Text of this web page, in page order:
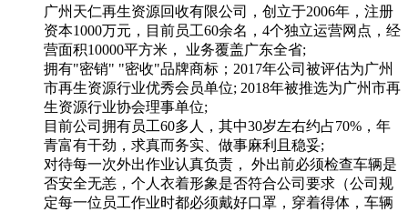
广州天仁再生资源回收有限公司，创立于2006年，注册
资本1000万元，目前员工60余名，4个独立运营网点，经
营面积10000平方米， 业务覆盖广东全省;
拥有"密销" "密收"品牌商标；2017年公司被评估为广州
市再生资源行业优秀会员单位; 2018年被推选为广州市再
生资源行业协会理事单位;
目前公司拥有员工60多人，其中30岁左右约占70%，年
青富有干劲，求真而务实、做事麻利且稳妥;
对待每一次外出作业认真负责， 外出前必须检查车辆是
否安全无恙，个人衣着形象是否符合公司要求（公司规
定每一位员工作业时都必须戴好口罩，穿着得体，车辆